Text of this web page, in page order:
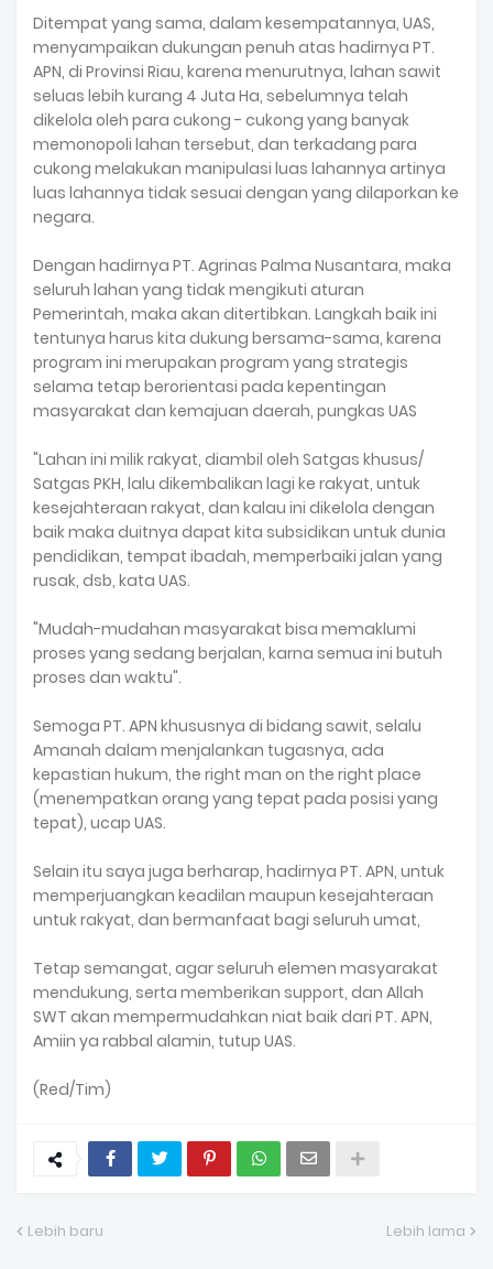
Ditempat yang sama, dalam kesempatannya, UAS,
menyampaikan dukungan penuh atas hadirnya PT.
APN, di Provinsi Riau, karena menurutnya, lahan sawit
seluas lebih kurang 4 Juta Ha, sebelumnya telah
dikelola oleh para cukong - cukong yang banyak
memonopoli lahan tersebut, dan terkadang para
cukong melakukan manipulasi luas lahannya artinya
luas lahannya tidak sesuai dengan yang dilaporkan ke
negara.
Dengan hadirnya PT. Agrinas Palma Nusantara, maka
seluruh lahan yang tidak mengikuti aturan
Pemerintah, maka akan ditertibkan. Langkah baik ini
tentunya harus kita dukung bersama-sama, karena
program ini merupakan program yang strategis
selama tetap berorientasi pada kepentingan
masyarakat dan kemajuan daerah, pungkas UAS
"Lahan ini milik rakyat, diambil oleh Satgas khusus/
Satgas PKH, lalu dikembalikan lagi ke rakyat, untuk
kesejahteraan rakyat, dan kalau ini dikelola dengan
baik maka duitnya dapat kita subsidikan untuk dunia
pendidikan, tempat ibadah, memperbaiki jalan yang
rusak, dsb, kata UAS.
"Mudah-mudahan masyarakat bisa memaklumi
proses yang sedang berjalan, karna semua ini butuh
proses dan waktu".
Semoga PT. APN khususnya di bidang sawit, selalu
Amanah dalam menjalankan tugasnya, ada
kepastian hukum, the right man on the right place
(menempatkan orang yang tepat pada posisi yang
tepat), ucap UAS.
Selain itu saya juga berharap, hadirnya PT. APN, untuk
memperjuangkan keadilan maupun kesejahteraan
untuk rakyat, dan bermanfaat bagi seluruh umat,
Tetap semangat, agar seluruh elemen masyarakat
mendukung, serta memberikan support, dan Allah
SWT akan mempermudahkan niat baik dari PT. APN,
Amiin ya rabbal alamin, tutup UAS.
(Red/Tim)
Lebih baru Lebih lama